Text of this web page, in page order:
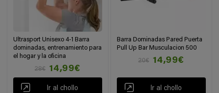
Ultrasport Unisexo 4-1 Barra
dominadas, entrenamiento para
el hogar y la oficina
28€
14,99€
Ir al chollo
Barra Dominadas Pared Puerta
Pull Up Bar Musculacion 500
20€
14,99€
Ir al chollo